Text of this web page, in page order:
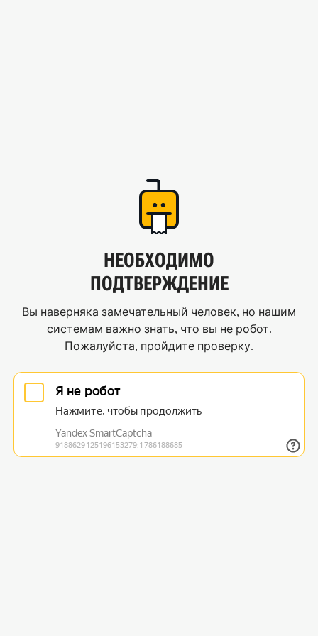
НЕОБХОДИМО
ПОДТВЕРЖДЕНИЕ
Вы наверняка замечательный человек, но нашим
системам важно знать, что вы не робот.
Пожалуйста, пройдите проверку.